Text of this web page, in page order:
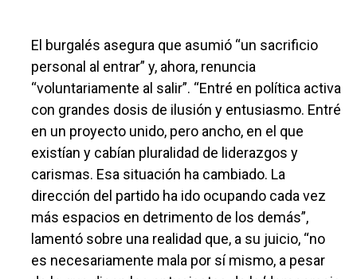
El burgalés asegura que asumió “un sacrificio
personal al entrar” y, ahora, renuncia
“voluntariamente al salir”. “Entré en política activa
con grandes dosis de ilusión y entusiasmo. Entré
en un proyecto unido, pero ancho, en el que
existían y cabían pluralidad de liderazgos y
carismas. Esa situación ha cambiado. La
dirección del partido ha ido ocupando cada vez
más espacios en detrimento de los demás”,
lamentó sobre una realidad que, a su juicio, “no
es necesariamente mala por sí mismo, a pesar